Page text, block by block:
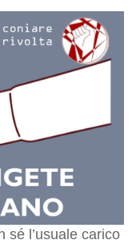
sé l’usuale carico